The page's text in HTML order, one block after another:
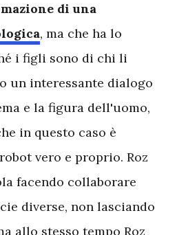
di una
, ma che ha lo
i figli sono di chi li
un interessante dialogo
e la figura dell'uomo,
in questo caso è
vero e proprio. Roz
facendo collaborare
diverse, non lasciando
allo stesso tempo Roz